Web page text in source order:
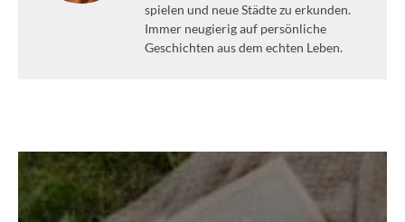
spielen und neue Städte zu erkunden.
Immer neugierig auf persönliche
Geschichten aus dem echten Leben.